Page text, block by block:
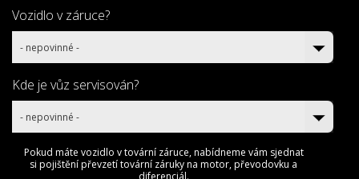
Vozidlo v záruce?
- nepovinné -
Kde je vůz servisován?
- nepovinné -
Pokud máte vozidlo v tovární záruce, nabídneme vám sjednat
si pojištění převzetí tovární záruky na motor, převodovku a